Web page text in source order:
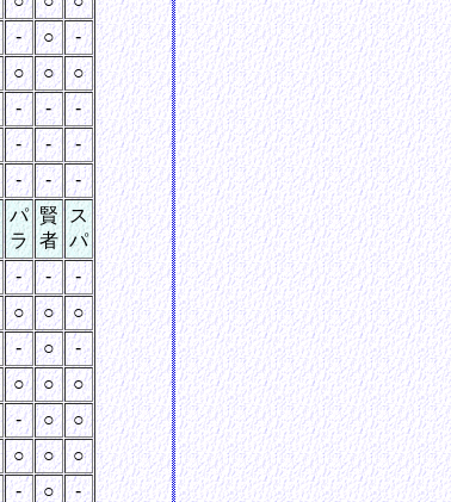
- ○
-
○ ○
○
- -
-
- -
-
- - -
パ
ラ
賢
者
ス
パ
- -
-
○ ○
○
- ○
-
○ ○
○
- ○
○
○ ○
○
- ○
-